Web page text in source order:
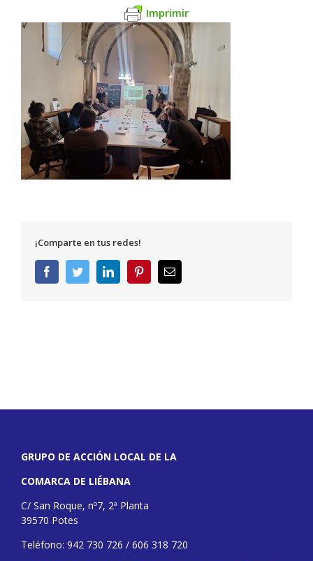
Imprimir
¡Comparte en tus redes!
FacebookTwitterLinkedInPinterestCorreo
electrónico
GRUPO DE ACCIÓN LOCAL DE LA
COMARCA DE LIÉBANA
C/ San Roque, nº7, 2ª Planta
39570 Potes
Teléfono: 942 730 726 / 606 318 720